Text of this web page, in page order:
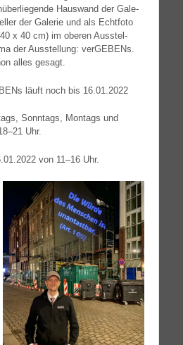
Haus­wand der Gale­
der Gale­rie und als Echt­fo­to
x 40 cm) im obe­ren Aus­stel­
der Aus­stel­lung: ver­GE­BENs.
alles gesagt.
läuft noch bis 16.01.2022
Sonn­tags, Mon­tags und
Uhr.
von 11–16 Uhr.